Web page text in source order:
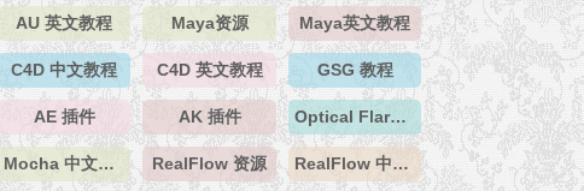
AU 英文教程 Maya资源 Maya英文教程
C4D 中文教程 C4D 英文教程 GSG 教程
AE 插件 AK 插件 Optical Flares 插件
Mocha 中文教程 RealFlow 资源 RealFlow 中文教程